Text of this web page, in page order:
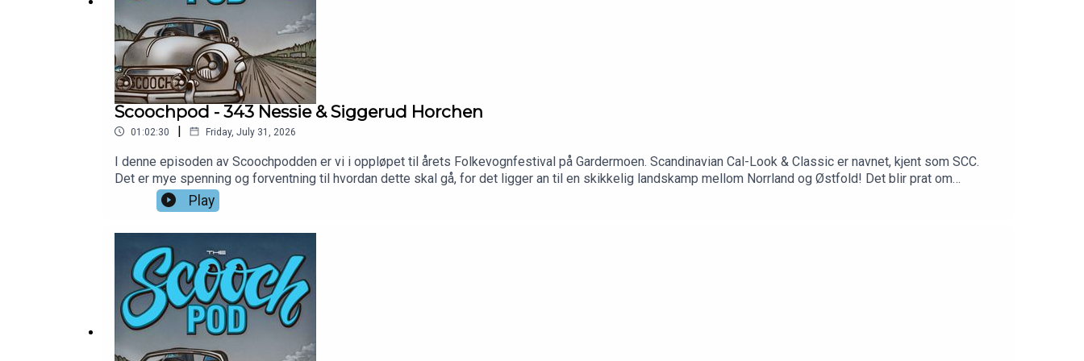
Scoochpod - 343 Nessie & Siggerud Horchen
01:02:30 | Friday, July 31, 2026
I denne episoden av Scoochpodden er vi i oppløpet til årets Folkevognfestival på Gardermoen. Scandinavian Cal-Look & Classic er navnet, kjent som SCC.
Det er mye spenning og forventning til hvordan dette skal gå, for det ligger an til en skikkelig landskamp mellom Norrland og Østfold! Det blir prat om
tradisjoner og bilder med og uten babes, og litt Instagram-prat. Deretter blir vi med Ø på tur, for nå vil han kjøpe en bil som er skrudd fra hverandre med vilje!
Det finnes mange måter å lagre en bil på, men denne var ny for visse av oss. Neste uke blir det ingen Scoochpod.Bli patreon av Scoochpodden å få
https://www.instagram.com/scoochpod/
Play